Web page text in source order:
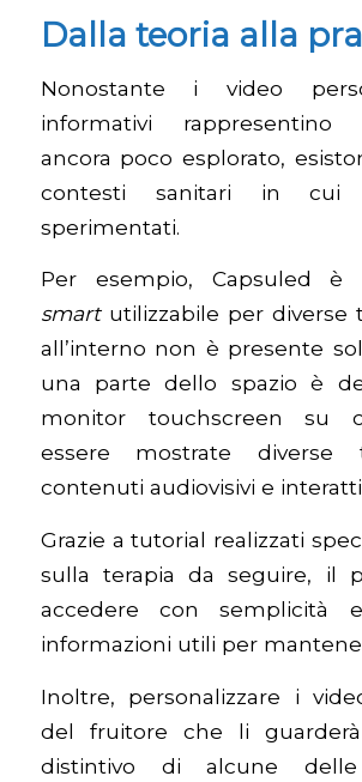
Dalla teoria alla
Nonostante i video
informativi
ancora poco esplorato,
contesti sanitari in cui
sperimentati.
Per esempio, Capsuled è
smart utilizzabile per diverse
all’interno non è presente
una parte dello spazio è
monitor touchscreen su
essere mostrate diverse
contenuti audiovisivi e
Grazie a tutorial realizzati
sulla terapia da seguire, il
accedere con semplicità
informazioni utili per
Inoltre, personalizzare i
del fruitore che li
distintivo di alcune delle